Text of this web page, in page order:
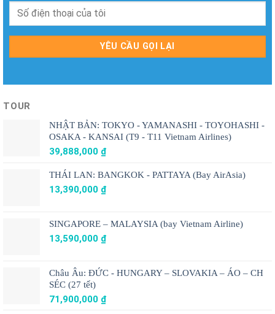
TOUR
NHẬT BẢN: TOKYO - YAMANASHI - TOYOHASHI -
OSAKA - KANSAI (T9 - T11 Vietnam Airlines)
39,888,000 ₫
THÁI LAN: BANGKOK - PATTAYA (Bay AirAsia)
13,390,000 ₫
SINGAPORE – MALAYSIA (bay Vietnam Airline)
13,590,000 ₫
Châu Âu: ĐỨC - HUNGARY – SLOVAKIA – ÁO – CH
SÉC (27 tết)
71,900,000 ₫